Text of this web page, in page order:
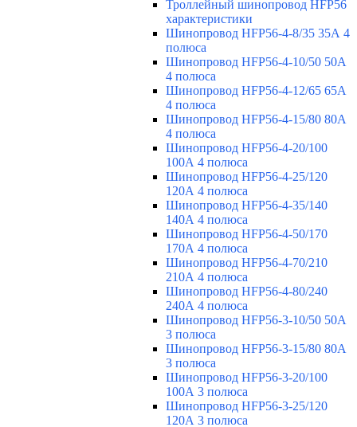
Троллейный шинопровод HFP56
характеристики
Шинопровод HFP56-4-8/35 35А 4
полюса
Шинопровод HFP56-4-10/50 50А
4 полюса
Шинопровод HFP56-4-12/65 65А
4 полюса
Шинопровод HFP56-4-15/80 80А
4 полюса
Шинопровод HFP56-4-20/100
100А 4 полюса
Шинопровод HFP56-4-25/120
120А 4 полюса
Шинопровод HFP56-4-35/140
140А 4 полюса
Шинопровод HFP56-4-50/170
170А 4 полюса
Шинопровод HFP56-4-70/210
210А 4 полюса
Шинопровод HFP56-4-80/240
240А 4 полюса
Шинопровод HFP56-3-10/50 50А
3 полюса
Шинопровод HFP56-3-15/80 80А
3 полюса
Шинопровод HFP56-3-20/100
100А 3 полюса
Шинопровод HFP56-3-25/120
120А 3 полюса